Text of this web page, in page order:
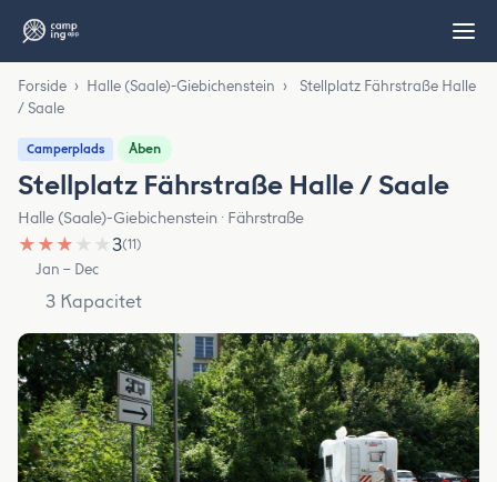
Forside › Halle (Saale)-Giebichenstein ›
Stellplatz Fährstraße Halle
/ Saale
Camperplads Åben
Stellplatz Fährstraße Halle / Saale
Halle (Saale)-Giebichenstein · Fährstraße
★ ★ ★ ★ ★3(11)
Jan – Dec
3 Kapacitet